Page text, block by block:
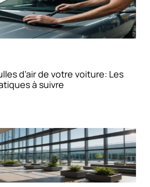
d’air de votre voiture: Les
à suivre